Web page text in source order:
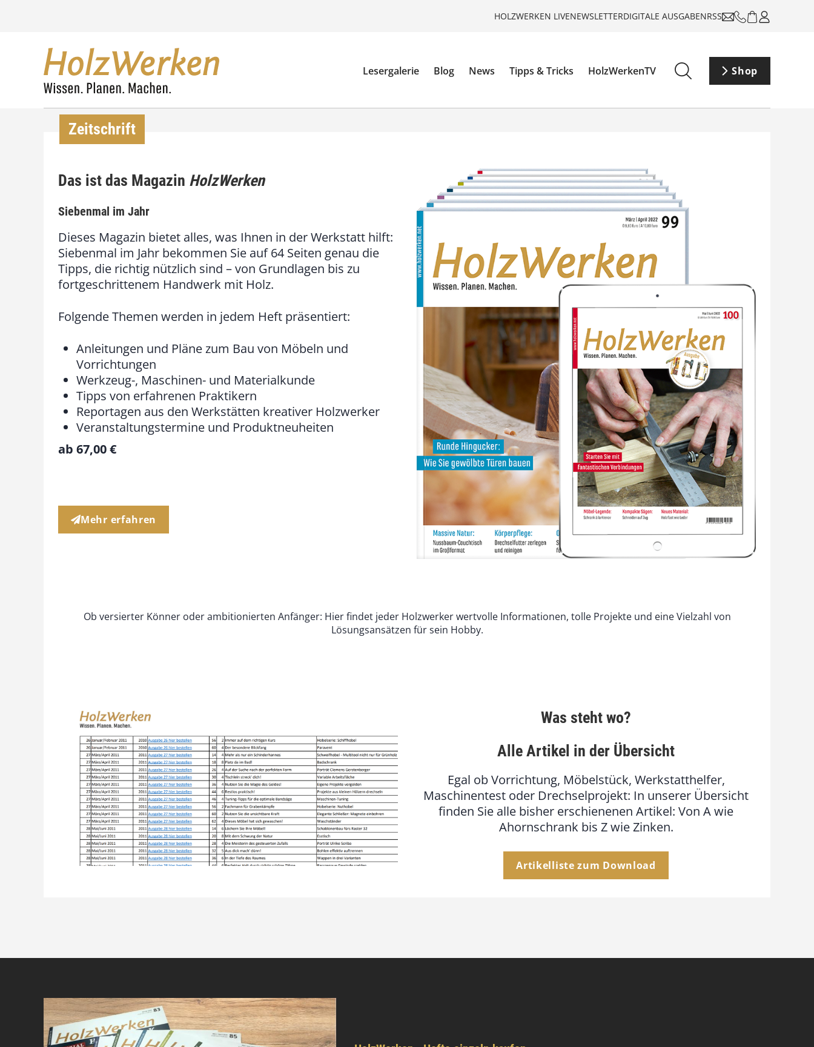
HOLZWERKEN LIVENEWSLETTERDIGITALE AUSGABENRSS
Lesergalerie Blog News Tipps & Tricks HolzWerkenTV Shop
Zeitschrift
Das ist das Magazin HolzWerken
Siebenmal im Jahr
Dieses Magazin bietet alles, was Ihnen in der Werkstatt hilft:
Siebenmal im Jahr bekommen Sie auf 64 Seiten genau die
Tipps, die richtig nützlich sind – von Grundlagen bis zu
fortgeschrittenem Handwerk mit Holz.
Folgende Themen werden in jedem Heft präsentiert:
Anleitungen und Pläne zum Bau von Möbeln und
Vorrichtungen
Werkzeug-, Maschinen- und Materialkunde
Tipps von erfahrenen Praktikern
Reportagen aus den Werkstätten kreativer Holzwerker
Veranstaltungstermine und Produktneuheiten
ab 67,00€
Mehr erfahren
Ob versierter Könner oder ambitionierten Anfänger: Hier findet jeder Holzwerker wertvolle Informationen, tolle Projekte und eine Vielzahl von
Lösungsansätzen für sein Hobby.
Was steht wo?
Alle Artikel in der Übersicht
Egal ob Vorrichtung, Möbelstück, Werkstatthelfer,
Maschinentest oder Drechselprojekt: In unserer Übersicht
finden Sie alle bisher erschienenen Artikel: Von A wie
Ahornschrank bis Z wie Zinken.
Artikelliste zum Download